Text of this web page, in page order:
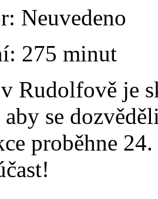
Neuvedeno
275 minut
Rudolfově je
se
proběhne